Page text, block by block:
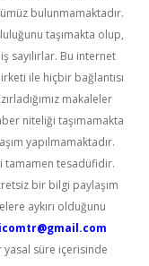
bulunmamaktadır.
taşımakta olup,
sayılırlar. Bu internet
ile hiçbir bağlantısı
makaleler
niteliği taşımamakta
yapılmamaktadır.
tamamen tesadüfidir.
bir bilgi paylaşım
aykırı olduğunu
süre içerisinde